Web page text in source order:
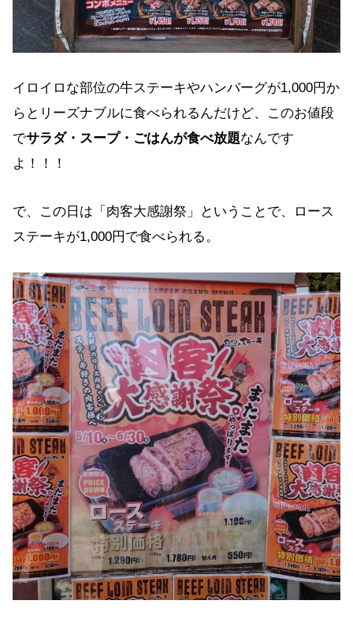
イロイロな部位の牛ステーキやハンバーグが1,000円か
らとリーズナブルに食べられるんだけど、このお値段
でサラダ・スープ・ごはんが食べ放題なんです
よ！！！
で、この日は「肉客大感謝祭」ということで、ロース
ステーキが1,000円で食べられる。